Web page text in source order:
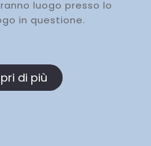
luogo presso lo
in questione.
di più